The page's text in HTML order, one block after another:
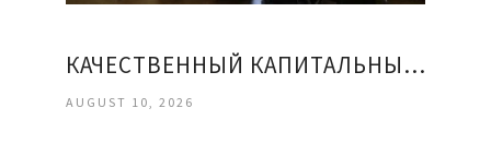
КАЧЕСТВЕННЫЙ КАПИТАЛЬНЫЙ РЕМОНТ ОФИСОВ
AUGUST 10, 2026